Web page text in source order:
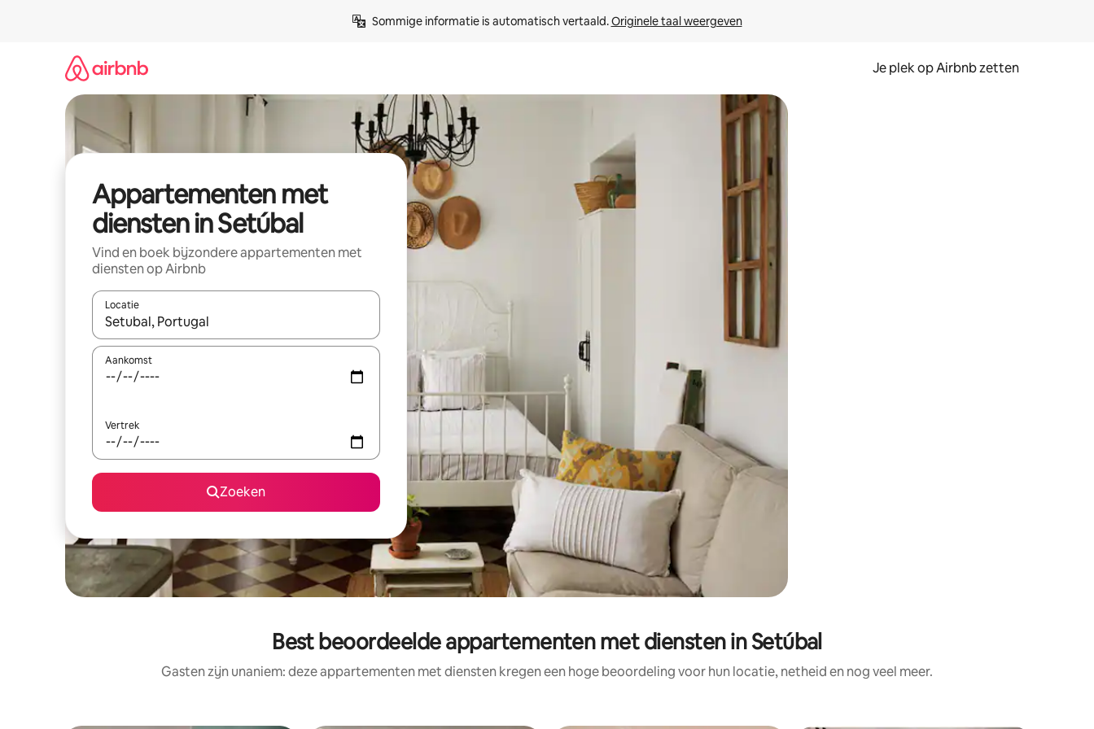
Sommige informatie is automatisch vertaald. Originele taal weergeven
Je plek op Airbnb zetten
Appartementen met
diensten in Setúbal
Vind en boek bijzondere appartementen met
diensten op Airbnb
Locatie
Wanneer er resultaten beschikbaar zijn, maak je een keuze met je de pijltjestoetsen omhoog en omlaag, óf door te tikken of swipen.
Aankomst
Vertrek
Zoeken
Best beoordeelde appartementen met diensten in Setúbal
Gasten zijn unaniem: deze appartementen met diensten kregen een hoge beoordeling voor hun locatie, netheid en nog veel meer.